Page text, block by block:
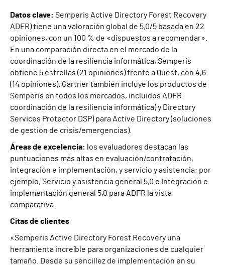
Datos clave: Semperis Active Directory Forest Recovery
ADFR) tiene una valoración global de 5,0/5 basada en 22
opiniones, con un 100 % de «dispuestos a recomendar».
En una comparación directa en el mercado de la
coordinación de la resiliencia informática, Semperis
obtiene 5 estrellas (21 opiniones) frente a Quest, con 4,6
(14 opiniones). Gartner también incluye los productos de
Semperis en todos los mercados, incluidos ADFR
coordinación de la resiliencia informática) y Directory
Services Protector DSP) para Active Directory (soluciones
de gestión de crisis/emergencias).
Áreas de excelencia:
los evaluadores destacan las
puntuaciones más altas en evaluación/contratación,
integración e implementación, y servicio y asistencia; por
ejemplo, Servicio y asistencia general 5,0 e Integración e
implementación general 5,0 para ADFR la vista
comparativa.
Citas de clientes
«Semperis Active Directory Forest Recovery una
herramienta increíble para organizaciones de cualquier
tamaño. Desde su sencillez de implementación en su